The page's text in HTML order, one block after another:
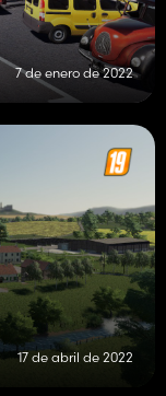
7 de enero de 2022
17 de abril de 2022